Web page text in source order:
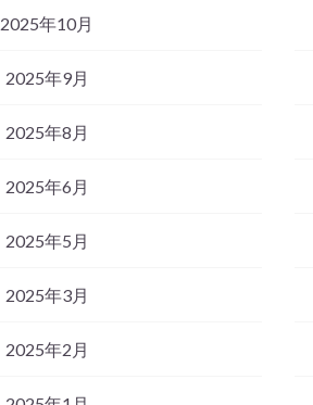
2025年10月
2025年9月
2025年8月
2025年6月
2025年5月
2025年3月
2025年2月